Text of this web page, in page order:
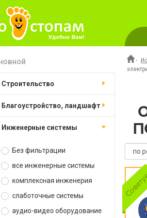
строительство
благоустройство, ландшафт
инженерные системы
Без фильтрации
все инженерные системы
комплексная инженерия
слаботочные системы
аудио-видео оборудование
-